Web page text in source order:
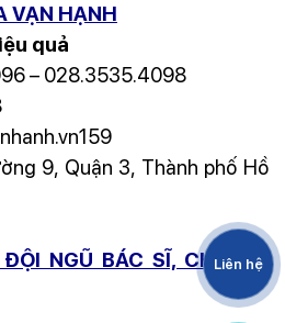
VẠN HẠNH
quả
– 028.3535.4098
9, Quận 3, Thành phố Hồ
NGŨ BÁC SĨ, CHUYÊN
Liên hệ